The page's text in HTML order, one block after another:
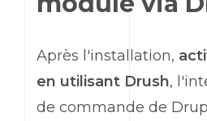
Après l'installation,
en utilisant Drush,
de commande de